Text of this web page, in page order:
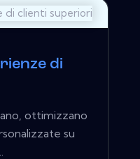
di
ottimizzano
su